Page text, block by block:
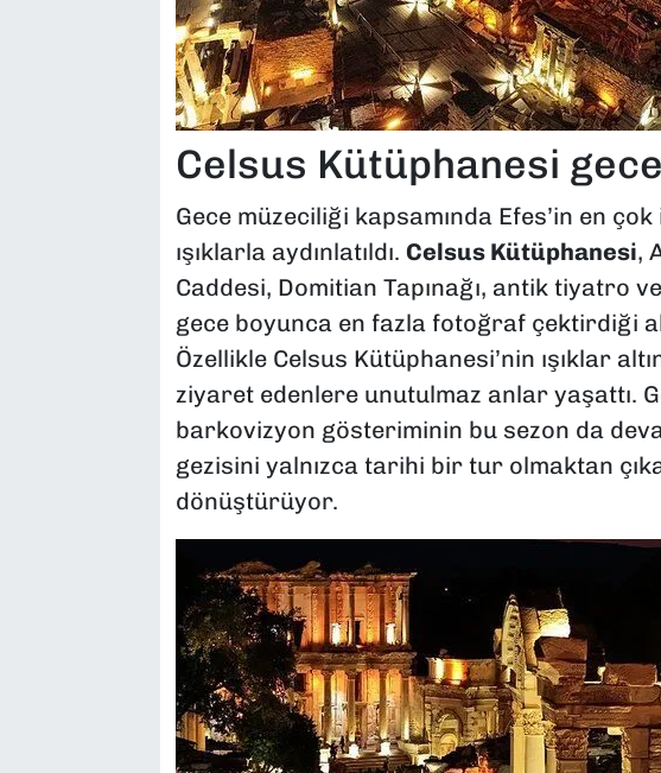
Celsus Kütüphanesi
Gece müzeciliği kapsamında Efes’in en
ışıklarla aydınlatıldı. Celsus Kütüphanesi,
Caddesi, Domitian Tapınağı, antik tiyatro
gece boyunca en fazla fotoğraf çektirdiği
Özellikle Celsus Kütüphanesi’nin ışıklar
ziyaret edenlere unutulmaz anlar yaşattı.
barkovizyon gösteriminin bu sezon da
gezisini yalnızca tarihi bir tur olmaktan
dönüştürüyor.